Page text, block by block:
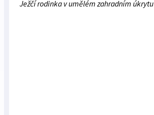
Ježčí rodinka v umělém zahradním úkrytu